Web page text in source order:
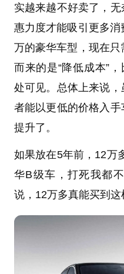
实越来越不好卖了，
惠力度才能吸引更多
万的豪华车型，现在
而来的是“降低成本”
处可见。总体上来说
者能以更低的价格入
提升了。
如果放在5年前，12万
华B级车，打死我都
说，12万多真能买到这